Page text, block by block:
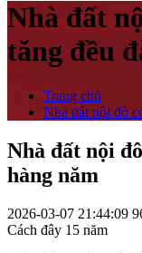
Nhà đất
tăng đều
Trang chủ
Nhà đất nội đô
Nhà đất nội
hàng năm
2026-03-07 21:44:09
Cách đây 15 năm